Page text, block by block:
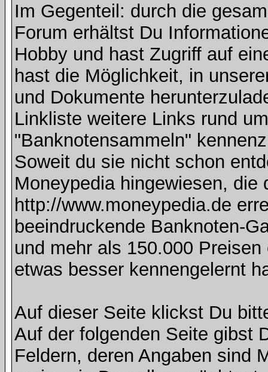
Im Gegenteil: durch die
Forum erhältst Du
Hobby und hast Zugriff auf
hast die Möglichkeit, in
und Dokumente
Linkliste weitere Links rund
"Banknotensammeln"
Soweit du sie nicht schon
Moneypedia hingewiesen, die
http://www.moneypedia.de
beeindruckende Banknoten-
und mehr als 150.000
etwas besser kennengelernt
Auf dieser Seite klickst Du
Auf der folgenden Seite gibst
Feldern, deren Angaben sind